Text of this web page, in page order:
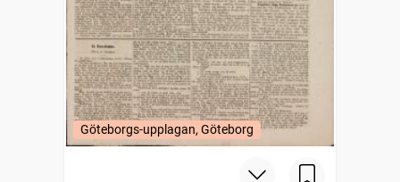
Göteborgs-upplagan, Göteborg